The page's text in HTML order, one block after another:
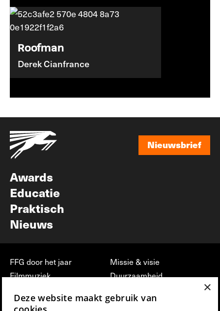
Roofman
Derek Cianfrance
Nieuwsbrief
Awards
Educatie
Praktisch
Nieuws
FFG door het jaar
Filmmuziek
Press & Industry
Missie & visie
Duurzaamheid
vrijwilligerswerk bij FFG
×
Deze website maakt gebruik van